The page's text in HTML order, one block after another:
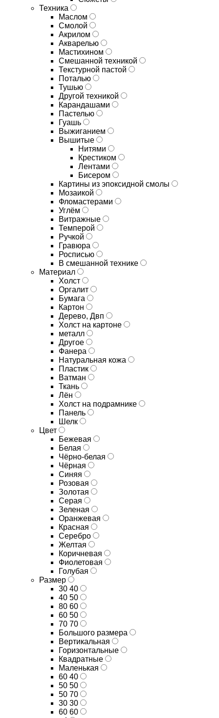
Техника
Маслом
Смолой
Акрилом
Акварелью
Мастихином
Смешанной техникой
Текстурной пастой
Поталью
Тушью
Другой техникой
Карандашами
Пастелью
Гуашь
Выжиганием
Вышитые
Нитями
Крестиком
Лентами
Бисером
Картины из эпоксидной смолы
Мозаикой
Фломастерами
Углём
Витражные
Темперой
Ручкой
Гравюра
Росписью
В смешанной технике
Материал
Холст
Оргалит
Бумага
Картон
Дерево, Двп
Холст на картоне
металл
Другое
Фанера
Натуральная кожа
Пластик
Ватман
Ткань
Лён
Холст на подрамнике
Панель
Шелк
Цвет
Бежевая
Белая
Чёрно-белая
Чёрная
Синяя
Розовая
Золотая
Серая
Зеленая
Оранжевая
Красная
Серебро
Желтая
Коричневая
Фиолетовая
Голубая
Размер
30 40
40 50
80 60
60 50
70 70
Большого размера
Вертикальная
Горизонтальные
Квадратные
Маленькая
60 40
50 50
50 70
30 30
60 60